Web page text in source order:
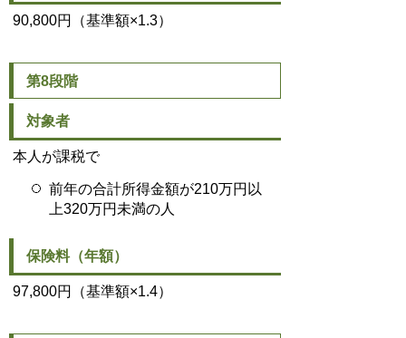
90,800円（基準額×1.3）
第8段階
対象者
本人が課税で
前年の合計所得金額が210万円以
上320万円未満の人
保険料（年額）
97,800円（基準額×1.4）